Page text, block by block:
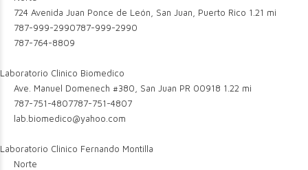
724 Avenida Juan Ponce de León, San Juan, Puerto Rico 1.21 mi
787-999-2990787-999-2990
787-764-8809
Laboratorio Clinico Biomedico
Ave. Manuel Domenech #380, San Juan PR 00918 1.22 mi
787-751-4807787-751-4807
lab.biomedico@yahoo.com
Laboratorio Clinico Fernando Montilla
Norte